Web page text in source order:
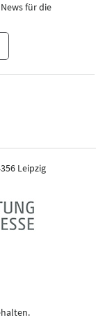
für die
Leipzig